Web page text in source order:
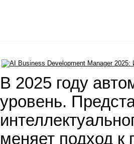
В 2025 году
уровень.
меняет подход к